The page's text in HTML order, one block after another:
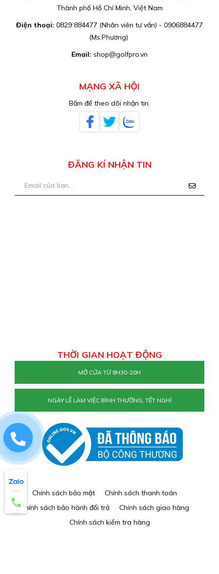
Thành phố Hồ Chí Minh, Việt Nam
Điện thoại: 0829 884477 (Nhân viên tư vấn) - 0906884477
(Ms.Phương)
Email: shop@golfpro.vn
MẠNG XÃ HỘI
Bấm để theo dõi nhận tin.
ĐĂNG KÍ NHẬN TIN
THỜI GIAN HOẠT ĐỘNG
MỞ CỬA TỪ 8H30-20H
NGÀY LỄ LÀM VIỆC BÌNH THƯỜNG, TẾT NGHỈ
Chính sách bảo mật
Chính sách thanh toán
Chính sách bảo hành đổi trả
Chính sách giao hàng
Chính sách kiểm tra hàng
0829884477